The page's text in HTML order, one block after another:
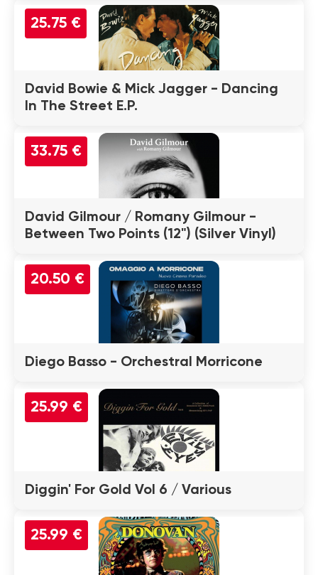
25.75 €
David Bowie & Mick Jagger - Dancing
In The Street E.P.
33.75 €
David Gilmour / Romany Gilmour -
Between Two Points (12") (Silver Vinyl)
20.50 €
Diego Basso - Orchestral Morricone
25.99 €
Diggin' For Gold Vol 6 / Various
25.99 €